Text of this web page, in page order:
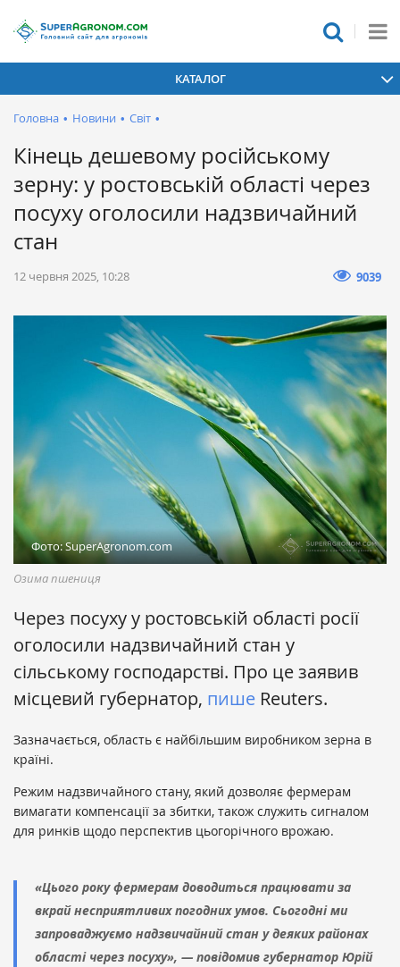
КАТАЛОГ
Головна • Новини • Світ •
Кінець дешевому російському
зерну: у ростовській області через
посуху оголосили надзвичайний
стан
12 червня 2025, 10:28 9039
Фото: SuperAgronom.com
Озима пшениця
Через посуху у ростовській області росії
оголосили надзвичайний стан у
сільському господарстві. Про це заявив
місцевий губернатор, пише Reuters.
Зазначається, область є найбільшим виробником зерна в
країні.
Режим надзвичайного стану, який дозволяє фермерам
вимагати компенсації за збитки, також служить сигналом
для ринків щодо перспектив цьогорічного врожаю.
«Цього року фермерам доводиться працювати за
вкрай несприятливих погодних умов. Сьогодні ми
запроваджуємо надзвичайний стан у деяких районах
області через посуху», — повідомив губернатор Юрій